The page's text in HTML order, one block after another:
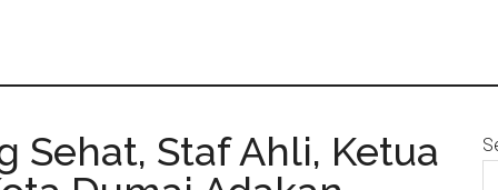
Sehat, Staf Ahli, Ketua